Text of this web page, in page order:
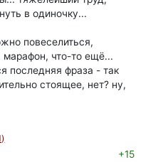
в одиночку...
повеселиться,
марафон, что-то ещё...
последняя фраза - так
стоящее, нет? ну,
+15